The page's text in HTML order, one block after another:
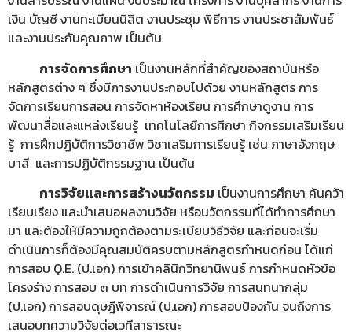
เงิน บัญชี งานทะเบียนนิสิต งานประชุม พิธีการ งานประชาสัมพันธ์
และงานประกันคุณภาพ เป็นต้น
การจัดการศึกษา เป็นงานหลักที่สำคัญของสถาบันหรือ
หลักสูตรต่าง ๆ ซึ่งมีภารงานประกอบไปด้วย งานหลักสูตร การ
จัดการเรียนการสอน การจัดหาห้องเรียน การศึกษาดูงาน การ
พัฒนาสื่อและแหล่งเรียนรู้ เทคโนโลยีการศึกษา กิจกรรมเสริมเรียน
รู้ การฝึกปฏิบัติการวิชาชีพ วิชาเสริมการเรียนรู้ เช่น ภาษาอังกฤษ
บาลี และการปฏิบัติกรรมฐาน เป็นต้น
การวิจัยและการสร้างนวัตกรรม เป็นงานการศึกษา ค้นคว้า
เรียบเรียง และนำเสนอผลงานวิจัย หรือนวัตกรรมที่ได้ทำการศึกษา
มา และต้องให้มีความถูกต้องตามระเบียบวิธีวิจัย และก่อนจะเริ่ม
ดำเนินการก็ต้องมีคุณสมบัติครบตามหลักสูตรกำหนดก่อน ได้แก่
การสอบ Q.E. (ป.เอก) การเข้าคลินิกวิทยานิพนธ์ การกำหนดหัวข้อ
โครงร่าง การสอบ ๓ บท การดำเนินการวิจัย การสนทนากลุ่ม
(ป.เอก) การสอบดุษฎีพิจารณ์ (ป.เอก) การสอบป้องกัน จนถึงการ
เสนอบทความวิจัยต่อเวทีสาธารณะ